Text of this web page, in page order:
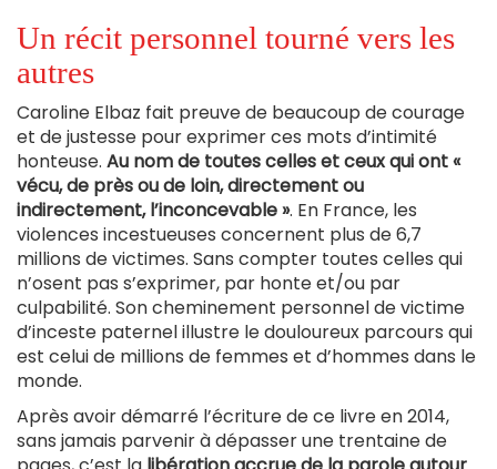
Un récit personnel tourné vers les
autres
Caroline Elbaz fait preuve de beaucoup de courage
et de justesse pour exprimer ces mots d’intimité
honteuse. Au nom de toutes celles et ceux qui ont «
vécu, de près ou de loin, directement ou
indirectement, l’inconcevable ». En France, les
violences incestueuses concernent plus de 6,7
millions de victimes. Sans compter toutes celles qui
n’osent pas s’exprimer, par honte et/ou par
culpabilité. Son cheminement personnel de victime
d’inceste paternel illustre le douloureux parcours qui
est celui de millions de femmes et d’hommes dans le
monde.
Après avoir démarré l’écriture de ce livre en 2014,
sans jamais parvenir à dépasser une trentaine de